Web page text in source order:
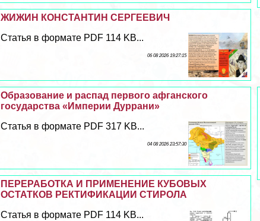
ЖИЖИН КОНСТАНТИН СЕРГЕЕВИЧ
Статья в формате PDF 114 KB...
06 08 2026 19:27:15
Образование и распад первого афганского
государства «Империи Дуррани»
Статья в формате PDF 317 KB...
04 08 2026 23:57:30
ПЕРЕРАБОТКА И ПРИМЕНЕНИЕ КУБОВЫХ
ОСТАТКОВ РЕКТИФИКАЦИИ СТИРОЛА
Статья в формате PDF 114 KB...